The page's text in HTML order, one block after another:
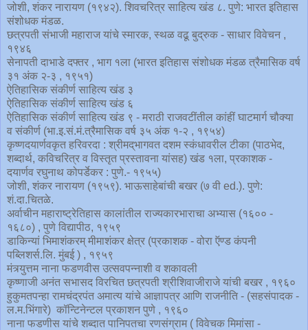
जोशी, शंकर नारायण (१९४२). शिवचरित्र साहित्य खंड ८. पुणे: भारत इतिहास
संशोधक मंडळ.
छत्रपती संभाजी महाराज यांचे स्मारक, स्थळ वढू बुद्रुक - साधार विवेचन ,
१९४६
सेनापती दाभाडे दफ्तर , भाग १ला (भारत इतिहास संशोधक मंडळ त्रैमासिक वर्ष
३१ अंक २-३ , १९५१)
ऐतिहासिक संकीर्ण साहित्य खंड ३
ऐतिहासिक संकीर्ण साहित्य खंड ६
ऐतिहासिक संकीर्ण साहित्य खंड ९ - मराठी राजवटींतील कांहीं घाटमार्ग चौक्या
व संकीर्ण (भा.इ.सं.मं.त्रैमासिक वर्ष ३५ अंक १-२ , १९५४)
कृष्णदयार्णवकृत हरिवरदा : श्रीमद्‌भागवत दशम स्कंधावरील टीका (पाठभेद,
शब्दार्थ, कविचरित्र व विस्तृत प्रस्तावना यांसह) खंड १ला, प्रकाशक -
दयार्णव रघुनाथ कोपर्डेकर : पुणे.- १९५५)
जोशी, शंकर नारायण (१९५९). भाऊसाहेबांची बखर (७ वी ed.). पुणे:
शं.दा.चितळे.
अर्वाचीन महाराष्ट्रेतिहास कालांतील राज्यकारभाराचा अभ्यास (१६०० -
१६८०) , पुणे विद्यापीठ, १९५९
डाकिन्यां भिमाशंकरम् मीमाशंकर क्षेत्र (प्रकाशक - वोरा ऍण्ड कंपनी
पब्लिशर्स.लि. मुंबई ) , १९५९
मंत्र्युत्तम नाना फडणवीस उत्सवपन्नाशी व शकावली
कृष्णाजी अनंत सभासद विरचित छत्रपती श्रीशिवाजीराजे यांची बखर , १९६०
हुकुमतपन्हा रामचंद्रपंत अमात्य यांचे आज्ञापत्र आणि राजनीति - (सहसंपादक -
ल.म.भिंगारे) कॉन्टिनेन्टल प्रकाशन पुणे , १९६०
नाना फडणीस यांचे शब्दात पानिपतचा रणसंग्राम ( विवेचक मिमांसा -